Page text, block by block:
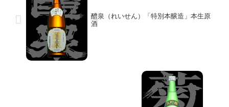
醴泉（れいせん）「特別本醸造」本生原
酒